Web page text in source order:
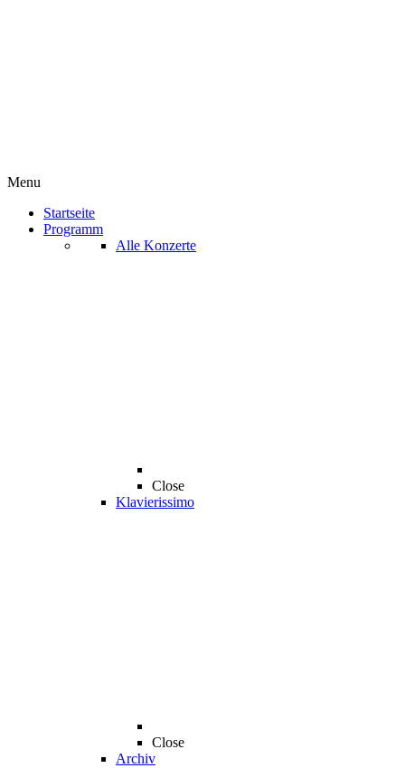
Menu
Startseite
Programm
Alle Konzerte
Close
Klavierissimo
Close
Archiv